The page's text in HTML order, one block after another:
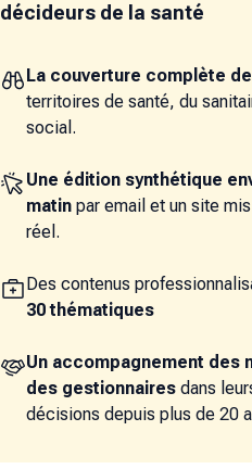
décideurs de la santé
La couverture complète
territoires de santé, du
social.
Une édition synthétique
matin par email et un site
réel.
Des contenus
30 thématiques
Un accompagnement des
des gestionnaires dans
décisions depuis plus de 20